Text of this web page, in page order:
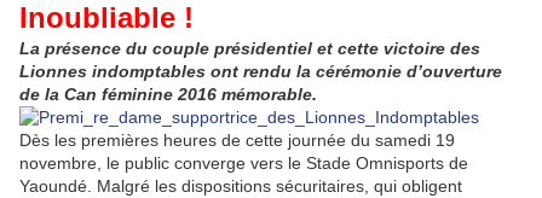
Inoubliable !
La présence du couple présidentiel et cette victoire des
Lionnes indomptables ont rendu la cérémonie d’ouverture
de la Can féminine 2016 mémorable.
Dès les premières heures de cette journée du samedi 19
novembre, le public converge vers le Stade Omnisports de
Yaoundé. Malgré les dispositions sécuritaires, qui obligent